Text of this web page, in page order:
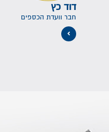
דוד כץ
חבר וועדת הכספים